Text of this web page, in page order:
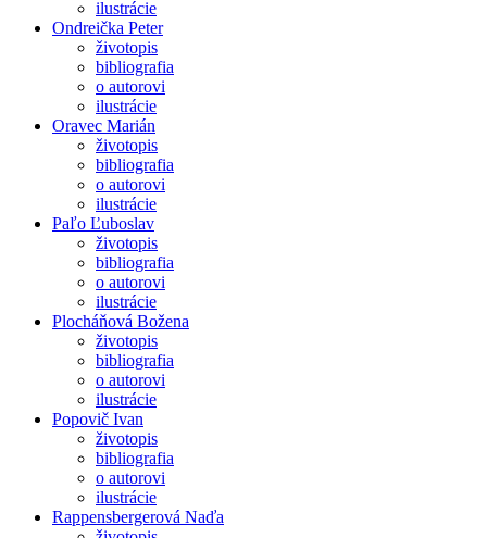
ilustrácie
Ondreička Peter
životopis
bibliografia
o autorovi
ilustrácie
Oravec Marián
životopis
bibliografia
o autorovi
ilustrácie
Paľo Ľuboslav
životopis
bibliografia
o autorovi
ilustrácie
Plocháňová Božena
životopis
bibliografia
o autorovi
ilustrácie
Popovič Ivan
životopis
bibliografia
o autorovi
ilustrácie
Rappensbergerová Naďa